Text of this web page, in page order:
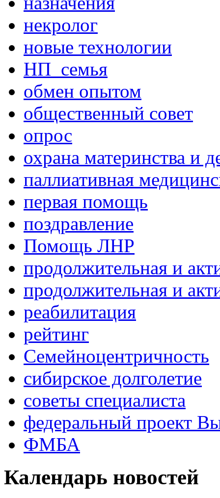
некролог
новые технологии
НП_семья
обмен опытом
общественный совет
опрос
охрана материнства и
паллиативная
первая помощь
поздравление
Помощь ЛНР
продолжительная и
продолжительная и
реабилитация
рейтинг
Семейноцентричность
сибирское долголетие
советы специалиста
федеральный проект
ФМБА
Календарь новостей